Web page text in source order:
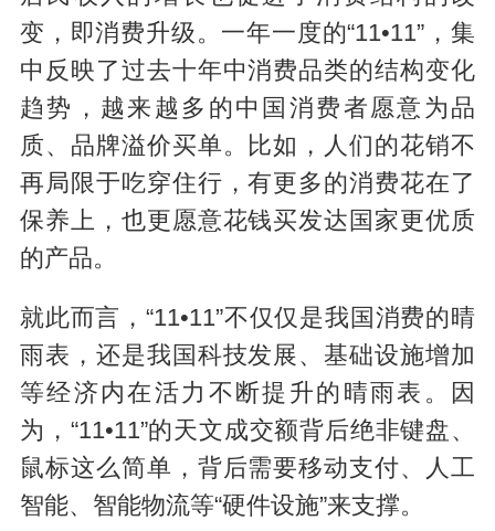
变，即消费升级。一年一度的“11•11”，集
中反映了过去十年中消费品类的结构变化
趋势，越来越多的中国消费者愿意为品
质、品牌溢价买单。比如，人们的花销不
再局限于吃穿住行，有更多的消费花在了
保养上，也更愿意花钱买发达国家更优质
的产品。
就此而言，“11•11”不仅仅是我国消费的晴
雨表，还是我国科技发展、基础设施增加
等经济内在活力不断提升的晴雨表。因
为，“11•11”的天文成交额背后绝非键盘、
鼠标这么简单，背后需要移动支付、人工
智能、智能物流等“硬件设施”来支撑。